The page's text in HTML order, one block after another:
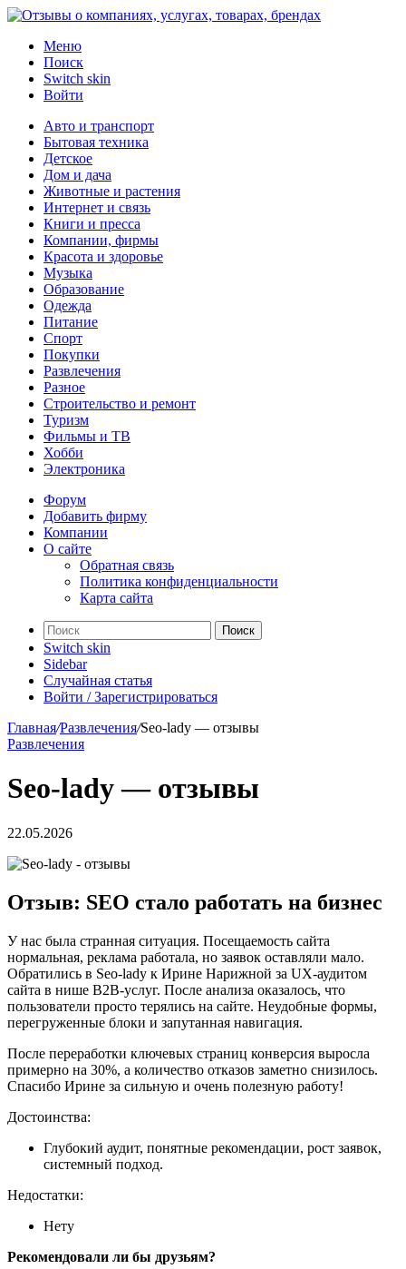
Меню
Поиск
Switch skin
Войти
Авто и транспорт
Бытовая техника
Детское
Дом и дача
Животные и растения
Интернет и связь
Книги и пресса
Компании, фирмы
Красота и здоровье
Музыка
Образование
Одежда
Питание
Спорт
Покупки
Развлечения
Разное
Строительство и ремонт
Туризм
Фильмы и ТВ
Хобби
Электроника
Форум
Добавить фирму
Компании
О сайте
Обратная связь
Политика конфиденциальности
Карта сайта
Поиск
Switch skin
Sidebar
Случайная статья
Войти / Зарегистрироваться
Главная/Развлечения/Seo-lady — отзывы
Развлечения
Seo-lady — отзывы
22.05.2026
Отзыв: SEO стало работать на бизнес
У нас была странная ситуация. Посещаемость сайта
нормальная, реклама работала, но заявок оставляли мало.
Обратились в Seo-lady к Ирине Нарижной за UX-аудитом
сайта в нише B2B-услуг. После анализа оказалось, что
пользователи просто терялись на сайте. Неудобные формы,
перегруженные блоки и запутанная навигация.
После переработки ключевых страниц конверсия выросла
примерно на 30%, а количество отказов заметно снизилось.
Спасибо Ирине за сильную и очень полезную работу!
Достоинства:
Глубокий аудит, понятные рекомендации, рост заявок,
системный подход.
Недостатки:
Нету
Рекомендовали ли бы друзьям?